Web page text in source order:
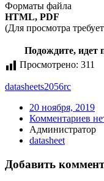
Форматы файла
HTML, PDF
(Для просмотра
Подождите, идет
Просмотрено: 311
datasheets2056rc
20 ноября, 2019
Комментариев
Администратор
datasheet
Добавить